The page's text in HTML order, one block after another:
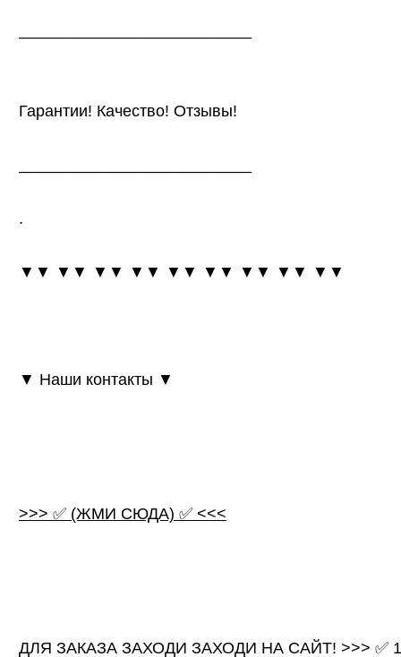
Гарантии! Качество! Отзывы!
.
▼▼ ▼▼ ▼▼ ▼▼ ▼▼ ▼▼ ▼▼ ▼▼ ▼▼
▼ Наши контакты ▼
>>> ✅ (ЖМИ СЮДА) ✅ <<<
ДЛЯ ЗАКАЗА ЗАХОДИ ЗАХОДИ НА САЙТ! >>> ✅